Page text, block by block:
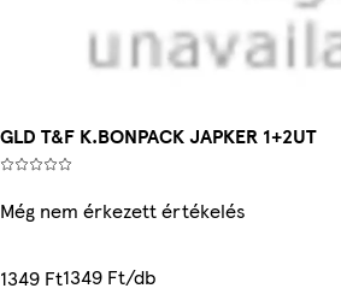
GLD T&F K.BONPACK JAPKER 1+2UT
Még nem érkezett értékelés
1349 Ft1349 Ft/db